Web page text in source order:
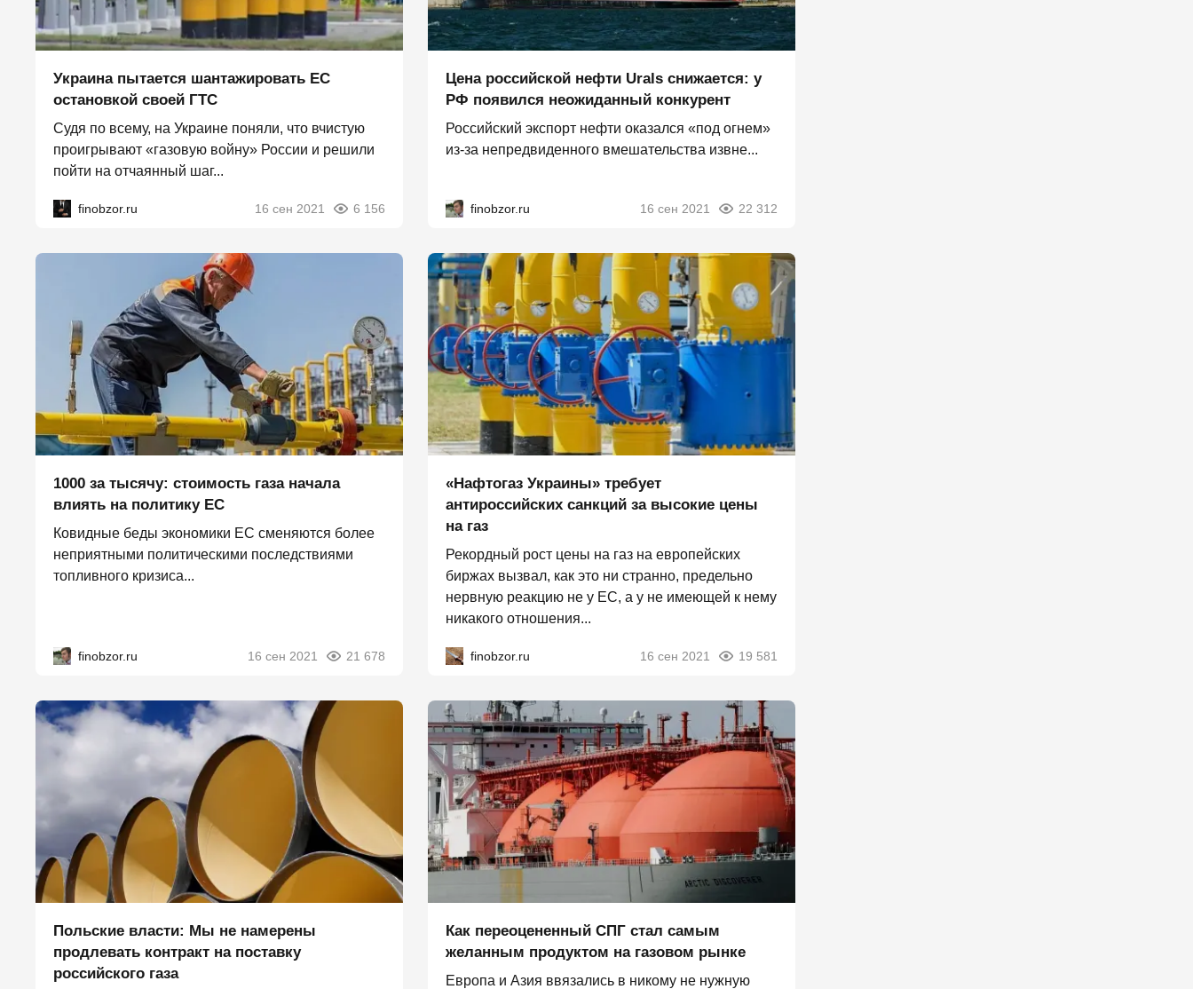
Украина пытается шантажировать ЕС
остановкой своей ГТС
Судя по всему, на Украине поняли, что вчистую
проигрывают «газовую войну» России и решили
пойти на отчаянный шаг...
finobzor.ru 16 сен 2021 6 156
Цена российской нефти Urals снижается: у
РФ появился неожиданный конкурент
Российский экспорт нефти оказался «под огнем»
из-за непредвиденного вмешательства извне...
finobzor.ru 16 сен 2021 22 312
1000 за тысячу: стоимость газа начала
влиять на политику ЕС
Ковидные беды экономики ЕС сменяются более
неприятными политическими последствиями
топливного кризиса...
finobzor.ru 16 сен 2021 21 678
«Нафтогаз Украины» требует
антироссийских санкций за высокие цены
на газ
Рекордный рост цены на газ на европейских
биржах вызвал, как это ни странно, предельно
нервную реакцию не у ЕС, а у не имеющей к нему
никакого отношения...
finobzor.ru 16 сен 2021 19 581
Польские власти: Мы не намерены
продлевать контракт на поставку
российского газа
Как переоцененный СПГ стал самым
желанным продуктом на газовом рынке
Европа и Азия ввязались в никому не нужную